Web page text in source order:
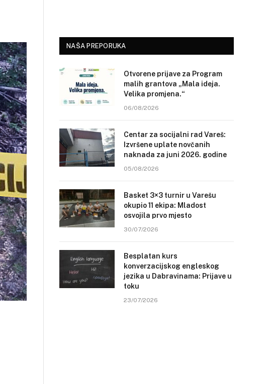
NAŠA PREPORUKA
Otvorene prijave za Program
malih grantova „Mala ideja.
Velika promjena.“
06/08/2026
Centar za socijalni rad Vareš:
Izvršene uplate novčanih
naknada za juni 2026. godine
05/08/2026
Basket 3×3 turnir u Varešu
okupio 11 ekipa: Mladost
osvojila prvo mjesto
30/07/2026
Besplatan kurs
konverzacijskog engleskog
jezika u Dabravinama: Prijave u
toku
23/07/2026